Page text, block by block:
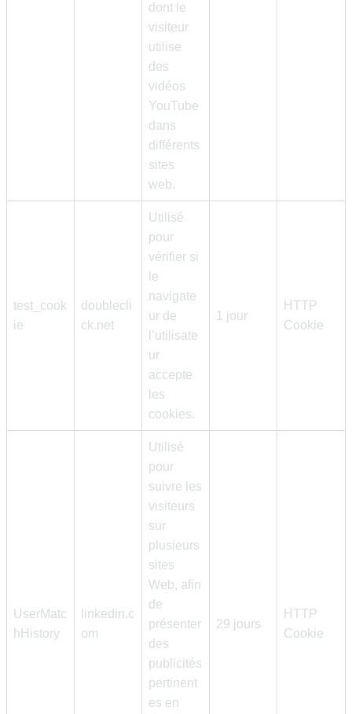
dont le
visiteur
utilise
des
vidéos
YouTube
dans
différents
sites
web.
test_cook
ie
doublecli
ck.net
Utilisé
pour
vérifier si
le
navigate
ur de
l’utilisate
ur
accepte
les
cookies.
1 jour
HTTP
Cookie
UserMatc
hHistory
linkedin.c
om
Utilisé
pour
suivre les
visiteurs
sur
plusieurs
sites
Web, afin
de
présenter
des
publicités
pertinent
es en
29 jours
HTTP
Cookie